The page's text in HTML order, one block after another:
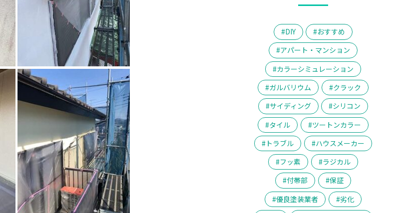
DIY
おすすめ
アパート・マンション
カラーシミュレーション
ガルバリウム
クラック
サイディング
シリコン
タイル
ツートンカラー
トラブル
ハウスメーカー
フッ素
ラジカル
付帯部
保証
優良塗装業者
劣化